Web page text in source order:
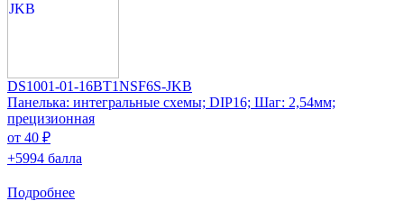
DS1001-01-16BT1NSF6S-JKB
Панелька: интегральные схемы; DIP16; Шаг: 2,54мм;
прецизионная
от 40 ₽
+5994 балла
Подробнее